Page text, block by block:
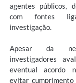
agentes públicos,
com fontes
investigação.
Apesar da
investigadores
eventual acordo
evitar cumprimento